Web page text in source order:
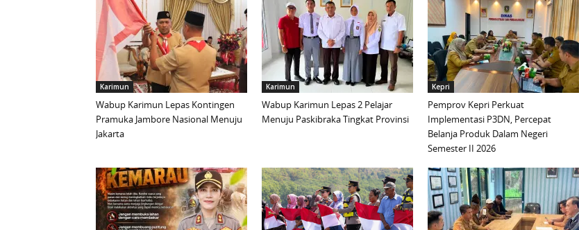
Karimun
Wabup Karimun Lepas Kontingen
Pramuka Jambore Nasional Menuju
Jakarta
Karimun
Wabup Karimun Lepas 2 Pelajar
Menuju Paskibraka Tingkat Provinsi
Kepri
Pemprov Kepri Perkuat
Implementasi P3DN, Percepat
Belanja Produk Dalam Negeri
Semester II 2026